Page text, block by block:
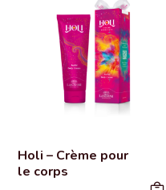
Holi – Crème pour
le corps